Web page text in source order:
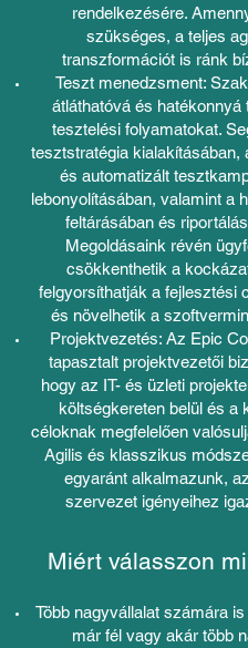
rendelkezésére.
szükséges, a teljes
transzformációt is ránk
Teszt menedzsment: S
átláthatóvá és hatékonnyá
tesztelési folyamatokat.
tesztstratégia kialakításában,
és automatizált
lebonyolításában, valamint a
feltárásában és
Megoldásaink révén
csökkenthetik a
felgyorsíthatják a fejlesztési
és növelhetik a
Projektvezetés: Az Epic
tapasztalt projektvezetői
hogy az IT- és üzleti
költségkereten belül és a
céloknak megfelelően
Agilis és klasszikus
egyaránt alkalmazunk,
szervezet igényeihez
Miért válasszon
Több nagyvállalat számára
már fél vagy akár több